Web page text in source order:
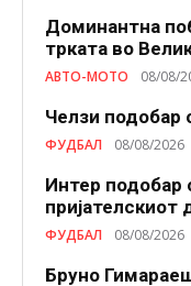
Доминантна
трката во
АВТО-МОТО 08/08/
Челзи подобaр
ФУДБАЛ 08/08/2026
Интер подобар
пријателскиот
ФУДБАЛ 08/08/2026
Бруно